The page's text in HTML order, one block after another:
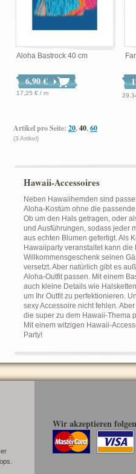
Aloha Bastrock 40 cm
6,90 €
17,25 € / m
Artikel pro Seite: 20,40,60
(3 Artikel)
Hawaii-Accessoires
Neben Hawaiihemden sind
Aloha-Kostüm ohne die
Ob um den Hals getragen, oder
und Ausführungen, sodass jeder
aus echten Blumen gefertigt. Als
Hawaiiparty veranstaltet kann
Willkommensgeschenk seinen
versetzt. Aber natürlich gibt es
Aloha-Outfit passen. Mit einem
auch kleine Details wie
um Ihr Outfit zu perfektionieren.
sexy Accessoire nicht fehlen.
die super zu dem Hawaii-Thema
Mit einem witzigen Hawaii-
Party!
Wir akzeptieren